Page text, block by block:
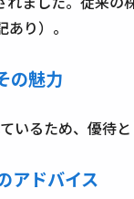
り）。
の魅力
いるため、優待
アドバイス